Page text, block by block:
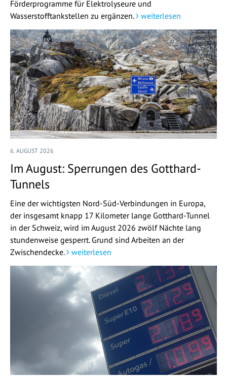
Förderprogramme für Elektrolyseure und
Wasserstofftankstellen zu ergänzen.
weiterlesen
6. AUGUST 2026
Im August: Sperrungen des Gotthard-
Tunnels
Eine der wichtigsten Nord-Süd-Verbindungen in Europa,
der insgesamt knapp 17 Kilometer lange Gotthard-Tunnel
in der Schweiz, wird im August 2026 zwölf Nächte lang
stundenweise gesperrt. Grund sind Arbeiten an der
Zwischendecke.
weiterlesen